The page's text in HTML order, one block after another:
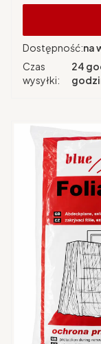
Dostępność:na
Czas
wysyłki:
24